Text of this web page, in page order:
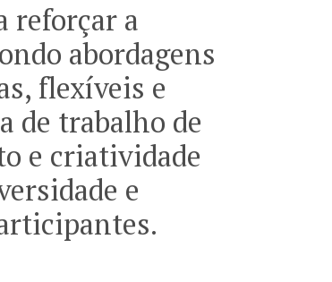
reforçar a
abordagens
flexíveis e
de trabalho de
e criatividade
e